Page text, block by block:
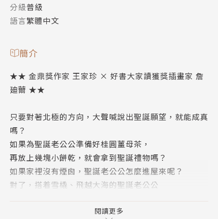
分級普級
語言繁體中文
簡介
★★ 金鼎獎作家 王家珍 × 好書大家讀獲獎插畫家 詹
廸薾 ★★
只要對著北極的方向，大聲喊說出聖誕願望，就能成真
嗎？
如果為聖誕老公公準備好桂圓薑母茶，
再放上幾塊小餅乾，就會拿到聖誕禮物嗎？
如果家裡沒有煙囪，聖誕老公公怎麼進屋來呢？
對了，搭着雪橇、飛越大海的聖誕老公公
閱讀更多